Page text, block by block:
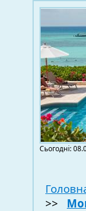
Сьогодні:
>>